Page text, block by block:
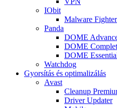
IObit
Malware
Panda
DOME
DOME
DOME
Watchdog
Gyorsítás és optimalizálás
Avast
Cleanup
Driver Updater